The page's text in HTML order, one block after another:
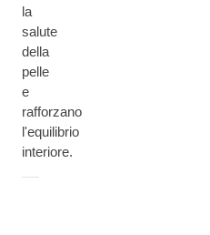
la
salute
della
pelle
e
rafforzano
l'equilibrio
interiore.